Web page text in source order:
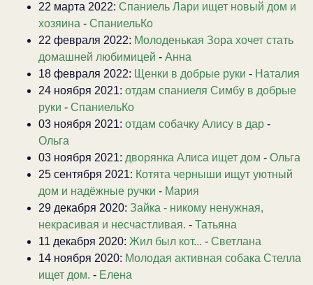
22 марта 2022: Спаниель Лари ищет новый дом и
хозяина - СпаниельКо
22 февраля 2022: Молоденькая Зора хочет стать
домашней любимицей - Анна
18 февраля 2022: Щенки в добрые руки - Наталия
24 ноября 2021: отдам спаниеля Симбу в добрые
руки - СпаниельКо
03 ноября 2021: отдам собачку Алису в дар -
Ольга
03 ноября 2021: дворянка Алиса ищет дом - Ольга
25 сентября 2021: Котята черныши ищут уютный
дом и надёжные ручки - Мария
29 декабря 2020: Зайка - никому ненужная,
некрасивая и несчастливая. - Татьяна
11 декабря 2020: Жил был кот... - Светлана
14 ноября 2020: Молодая активная собака Стелла
ищет дом. - Елена